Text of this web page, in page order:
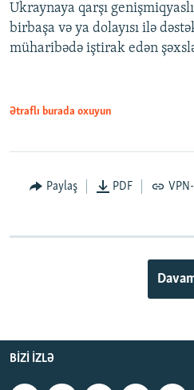
Ukraynaya qarşı
birbaşa və ya dolayısı ilə
müharibədə iştirak edən
Ətraflı burada oxuyun
Paylaş PDF
BIZI IZLƏ